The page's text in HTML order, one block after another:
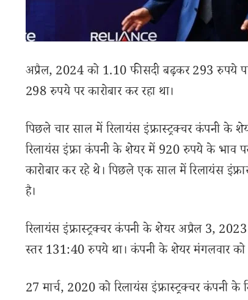
अप्रैल, 2024 को 1.10 फीसदी बढ़कर 293 रुपये
298 रुपये पर कारोबार कर रहा था।
पिछले चार साल में रिलायंस इंफ्रास्ट्रक्चर कंपनी के
रिलायंस इंफ्रा कंपनी के शेयर में 920 रुपये के भाव
कारोबार कर रहे थे। पिछले एक साल में रिलायंस
है।
रिलायंस इंफ्रास्ट्रक्चर कंपनी के शेयर अप्रैल 3,
स्तर 131:40 रुपये था। कंपनी के शेयर मंगलवार को
27 मार्च, 2020 को रिलायंस इंफ्रास्ट्रक्चर कंपनी